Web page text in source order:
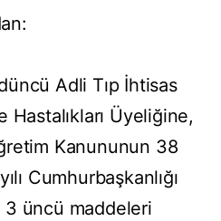
Adli Tıp İhtisas
Hastalıkları Üyeliğine,
Kanununun 38
Cumhurbaşkanlığı
3 üncü maddeleri